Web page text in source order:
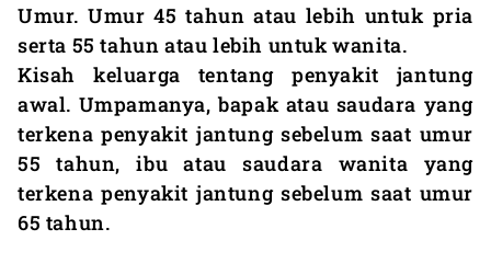
Umur. Umur 45 tahun atau lebih untuk pria
serta 55 tahun atau lebih untuk wanita.
Kisah keluarga tentang penyakit jantung
awal. Umpamanya, bapak atau saudara yang
terkena penyakit jantung sebelum saat umur
55 tahun, ibu atau saudara wanita yang
terkena penyakit jantung sebelum saat umur
65 tahun.